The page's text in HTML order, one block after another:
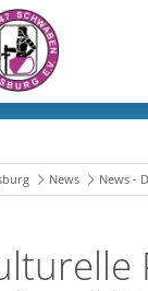
News News -